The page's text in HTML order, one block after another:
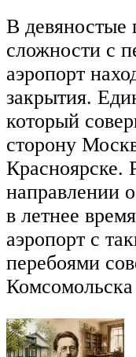
В девяностые
сложности с
аэропорт
закрытия.
который
сторону
Красноярске.
направлении
в летнее
аэропорт с
перебоями